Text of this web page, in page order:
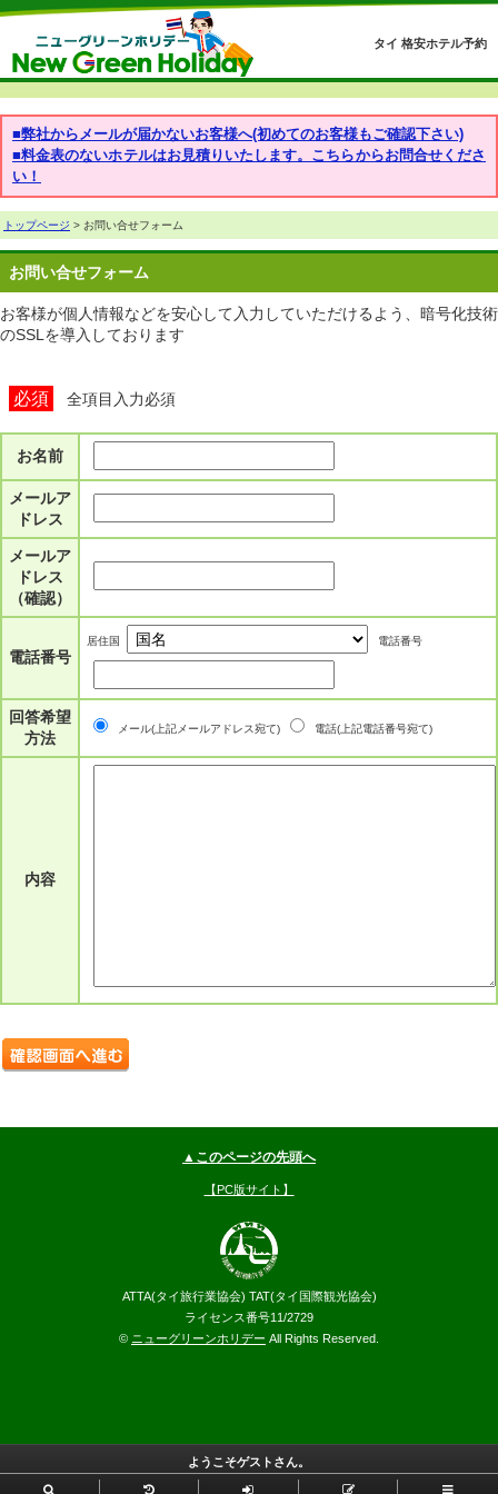
タイ 格安ホテル予約
■弊社からメールが届かないお客様へ(初めてのお客様もご確認下さい)
■料金表のないホテルはお見積りいたします。こちらからお問合せくださ
い！
トップページ > お問い合せフォーム
お問い合せフォーム
お客様が個人情報などを安心して入力していただけるよう、暗号化技術
のSSLを導入しております
必須 全項目入力必須
お名前
メールア
ドレス
メールア
ドレス
（確認）
電話番号
居住国 電話番号
回答希望
方法
メール(上記メールアドレス宛て) 電話(上記電話番号宛て)
内容
▲このページの先頭へ
【PC版サイト】
ATTA(タイ旅行業協会) TAT(タイ国際観光協会)
ライセンス番号11/2729
© ニューグリーンホリデー All Rights Reserved.
ようこそゲストさん。